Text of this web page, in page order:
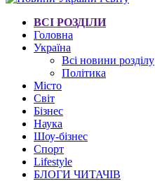
ВСІ РОЗДІЛИ
Головна
Україна
Всі новини розділу
Політика
Місто
Світ
Бізнес
Наука
Шоу-бізнес
Спорт
Lifestyle
БЛОГИ ЧИТАЧІВ